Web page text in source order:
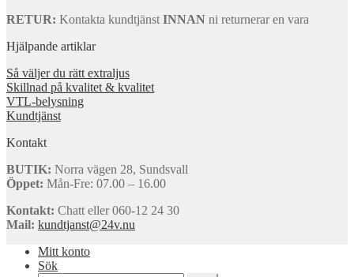
RETUR: Kontakta kundtjänst INNAN ni returnerar en vara
Hjälpande artiklar
Så väljer du rätt extraljus
Skillnad på kvalitet & kvalitet
VTL-belysning
Kundtjänst
Kontakt
BUTIK: Norra vägen 28, Sundsvall
Öppet: Mån-Fre: 07.00 – 16.00
Kontakt: Chatt eller 060-12 24 30
Mail: kundtjanst@24v.nu
Mitt konto
Sök